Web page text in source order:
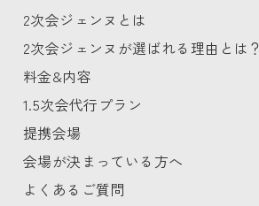
2次会ジェンヌとは
2次会ジェンヌが選ばれる理由とは？
料金&内容
1.5次会代行プラン
提携会場
会場が決まっている方へ
よくあるご質問